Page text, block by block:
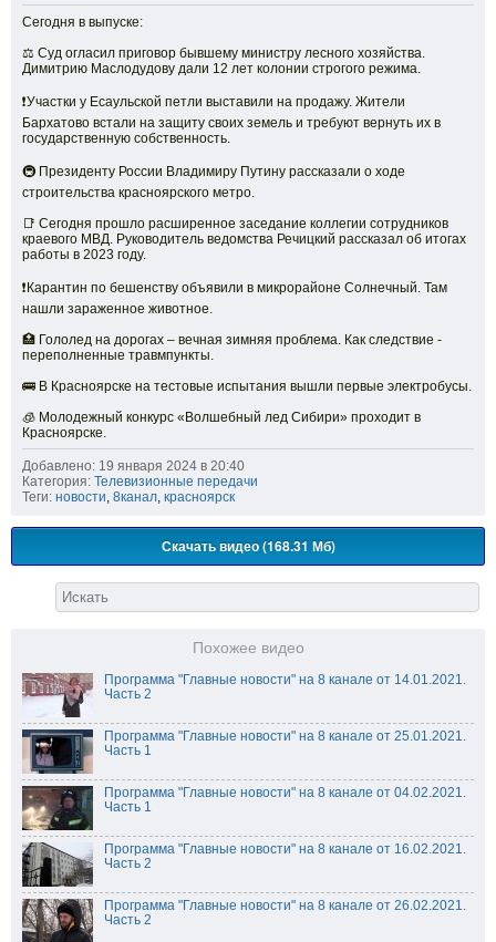
Сегодня в выпуске:
⚖️ Суд огласил приговор бывшему министру лесного хозяйства.
Димитрию Маслодудову дали 12 лет колонии строгого режима.
❗️Участки у Есаульской петли выставили на продажу. Жители
Бархатово встали на защиту своих земель и требуют вернуть их в
государственную собственность.
🚇 Президенту России Владимиру Путину рассказали о ходе
строительства красноярского метро.
📑 Сегодня прошло расширенное заседание коллегии сотрудников
краевого МВД. Руководитель ведомства Речицкий рассказал об итогах
работы в 2023 году.
❗️Карантин по бешенству объявили в микрорайоне Солнечный. Там
нашли зараженное животное.
🏥 Гололед на дорогах – вечная зимняя проблема. Как следствие -
переполненные травмпункты.
🚌 В Красноярске на тестовые испытания вышли первые электробусы.
🧊 Молодежный конкурс «Волшебный лед Сибири» проходит в
Красноярске.
Добавлено: 19 января 2024 в 20:40
Категория: Телевизионные передачи
Теги: новости, 8канал, красноярск
Скачать видео (168.31 Мб)
Похожее видео
Программа "Главные новости" на 8 канале от 14.01.2021.
Часть 2
Программа "Главные новости" на 8 канале от 25.01.2021.
Часть 1
Программа "Главные новости" на 8 канале от 04.02.2021.
Часть 1
Программа "Главные новости" на 8 канале от 16.02.2021.
Часть 2
Программа "Главные новости" на 8 канале от 26.02.2021.
Часть 2